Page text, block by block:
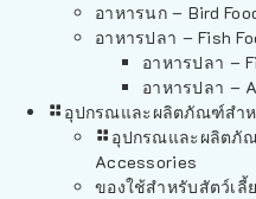
อาหารนก – Bird
อาหารปลา – Fish
อาหารปลา –
อาหารปลา –
อุปกรณและผลิตภัณฑ์สำห
อุปกรณและผลิตภั
Accessories
ของใช้สำหรับสัตว์เลี้